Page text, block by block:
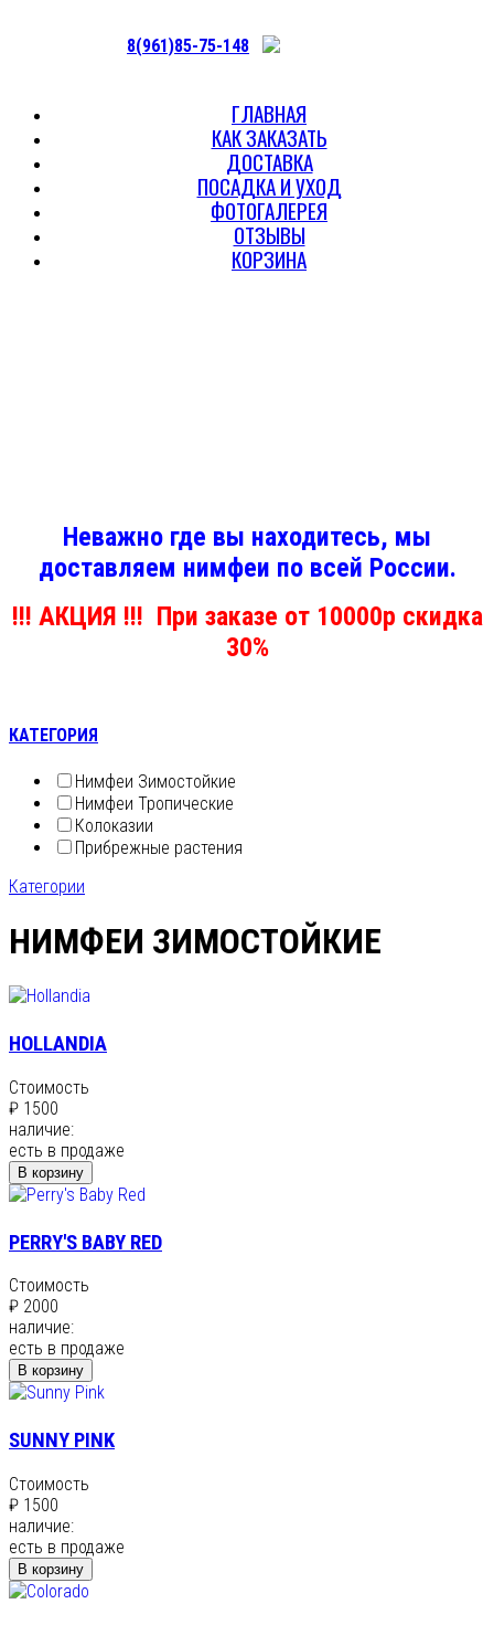
8(961)85-75-148
ГЛАВНАЯ
КАК ЗАКАЗАТЬ
ДОСТАВКА
ПОСАДКА И УХОД
ФОТОГАЛЕРЕЯ
ОТЗЫВЫ
КОРЗИНА
Неважно где вы находитесь, мы
доставляем нимфеи по всей России.
!!! АКЦИЯ !!! При заказе от 10000р скидка
30%
КАТЕГОРИЯ
Нимфеи Зимостойкие
Нимфеи Тропические
Колоказии
Прибрежные растения
Категории
НИМФЕИ ЗИМОСТОЙКИЕ
HOLLANDIA
Стоимость
₽ 1500
наличие:
есть в продаже
В корзину
PERRY'S BABY RED
Стоимость
₽ 2000
наличие:
есть в продаже
В корзину
SUNNY PINK
Стоимость
₽ 1500
наличие:
есть в продаже
В корзину